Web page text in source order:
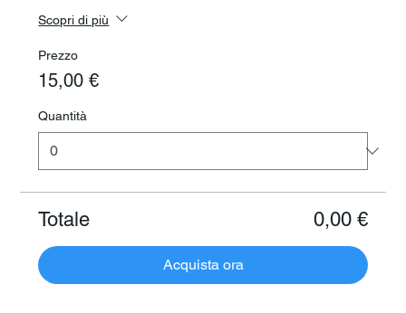
Scopri di più
Prezzo
15,00 €
Quantità
Totale 0,00 €
Acquista ora